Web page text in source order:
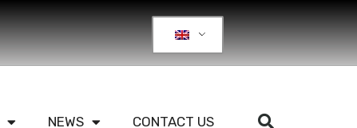
NEWS CONTACT US